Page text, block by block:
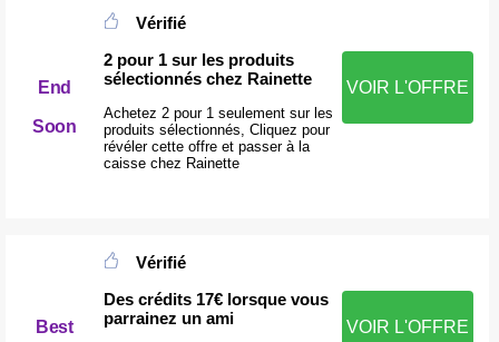
End
Soon
Vérifié
2 pour 1 sur les produits
sélectionnés chez Rainette
Achetez 2 pour 1 seulement sur les
produits sélectionnés, Cliquez pour
révéler cette offre et passer à la
caisse chez Rainette
VOIR L'OFFRE
Best
Vérifié
Des crédits 17€ lorsque vous
parrainez un ami
VOIR L'OFFRE